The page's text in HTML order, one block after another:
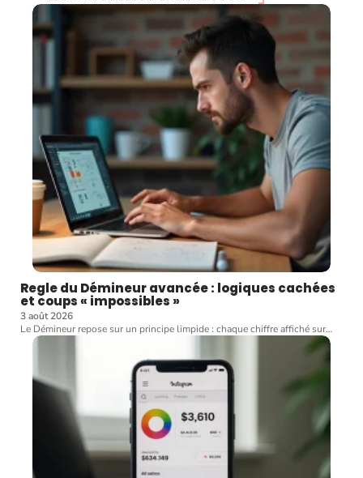
Regle du Démineur avancée : logiques cachées
et coups « impossibles »
3 août 2026
Le Démineur repose sur un principe limpide : chaque chiffre affiché sur…